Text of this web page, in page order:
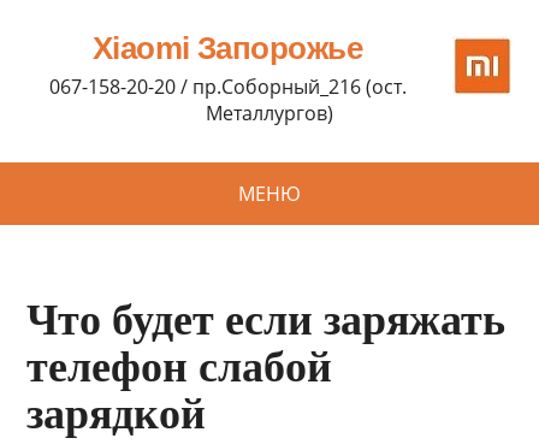
Xiaomi Запорожье
067-158-20-20 / пр.Соборный_216 (ост.
Металлургов)
МЕНЮ
Что будет если заряжать
телефон слабой
зарядкой